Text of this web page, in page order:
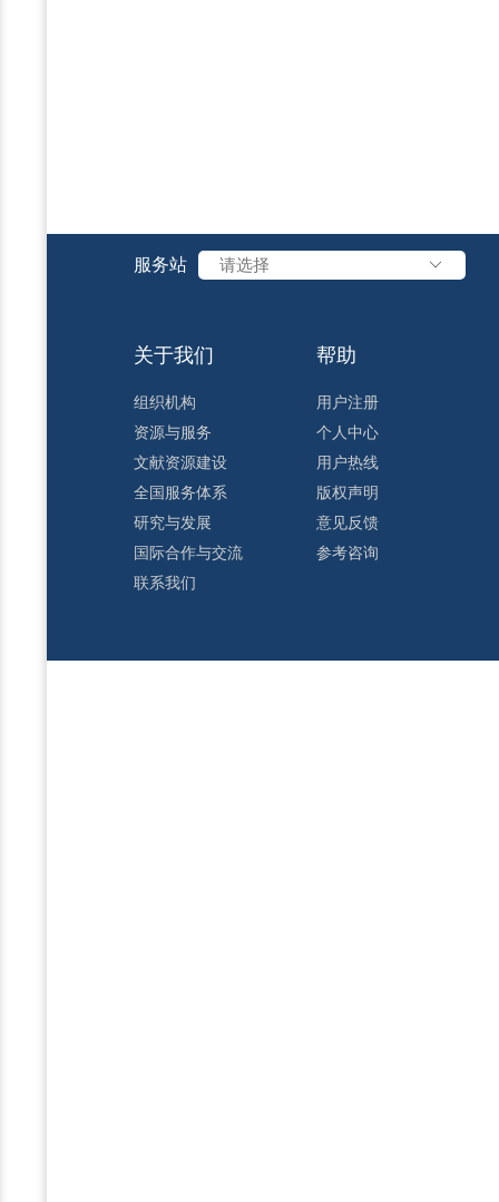
服务站 请选择
关于我们
组织机构
资源与服务
文献资源建设
全国服务体系
研究与发展
国际合作与交流
联系我们
帮助
用户注册
个人中心
用户热线
版权声明
意见反馈
参考咨询